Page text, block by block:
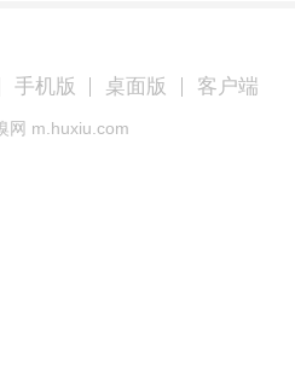
手机版 桌面版 客户端
网 m.huxiu.com